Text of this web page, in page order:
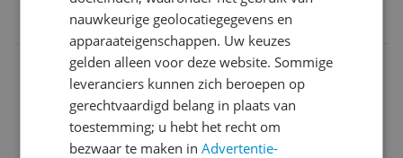
6921727073846
Afmetingen
Afmetingen & Inhoud
Algemeen
nauwkeurige geolocatiegegevens en
apparaateigenschappen. Uw keuzes
gelden alleen voor deze website. Sommige
leveranciers kunnen zich beroepen op
gerechtvaardigd belang in plaats van
toestemming; u hebt het recht om
bezwaar te maken inAdvertentie-